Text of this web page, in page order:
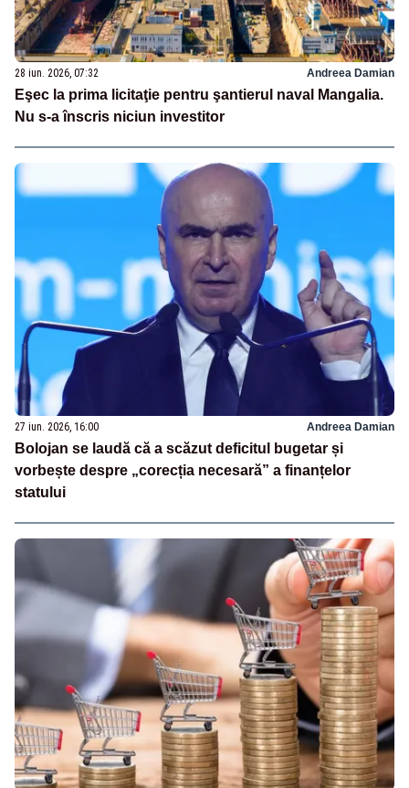
28 iun. 2026, 07:32 Andreea Damian
Eşec la prima licitaţie pentru şantierul naval Mangalia.
Nu s-a înscris niciun investitor
27 iun. 2026, 16:00 Andreea Damian
Bolojan se laudă că a scăzut deficitul bugetar și
vorbește despre „corecția necesară” a finanțelor
statului